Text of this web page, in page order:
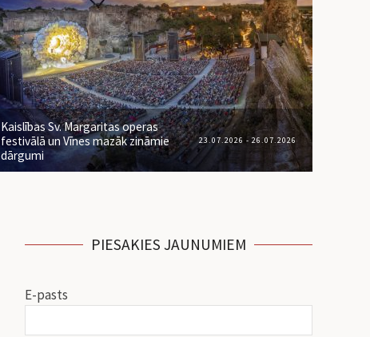
Kaislības Sv. Margaritas operas
festivālā un Vīnes mazāk zināmie
dārgumi
23.07.2026 - 26.07.2026
PIESAKIES JAUNUMIEM
E-pasts